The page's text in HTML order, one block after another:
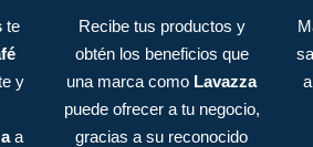
te
y
a
Recibe tus productos y
obtén los beneficios que
una marca como Lavazza
puede ofrecer a tu negocio,
gracias a su reconocido